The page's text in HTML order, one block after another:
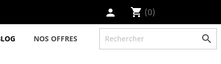
person shopping_cart (0)
NOS OFFRES 